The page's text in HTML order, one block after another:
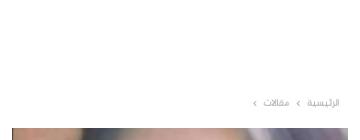
الرئيسية مقالات